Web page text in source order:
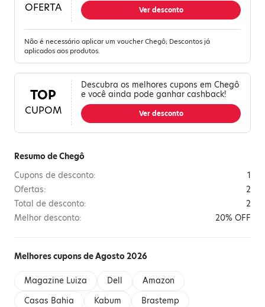
OFERTA Ver desconto
Não é necessário aplicar um voucher Chegô; Descontos já
aplicados aos produtos.
TOP
CUPOM
Descubra os melhores cupons em Chegô
e você ainda pode ganhar cashback!
Ver desconto
Resumo de Chegô
Cupons de desconto:
1
Ofertas:
2
Total de desconto:
2
Melhor desconto:
20% OFF
Melhores cupons de Agosto 2026
Magazine Luiza Dell
Amazon
Casas Bahia
Kabum Brastemp